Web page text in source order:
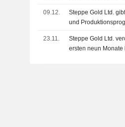
09.12.
Steppe Gold Ltd.
und
23.11.
Steppe Gold Ltd.
ersten neun Monate